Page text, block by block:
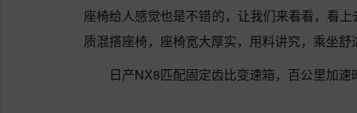
座椅给人感觉也是不错的，让我们来看看，看
质混搭座椅，座椅宽大厚实，用料讲究，乘坐舒
日产NX8匹配固定齿比变速箱，百公里加